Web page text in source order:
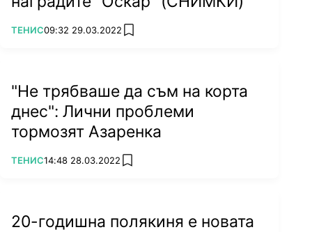
ПОВЕЧЕ ОТ
ТЕНИС09:32 29.03.2022 add favorites
"Не трябваше да съм на корта
днес": Лични проблеми
тормозят Азаренка
ПОВЕЧЕ ОТ
ТЕНИС14:48 28.03.2022 add favorites
20-годишна полякиня е новата